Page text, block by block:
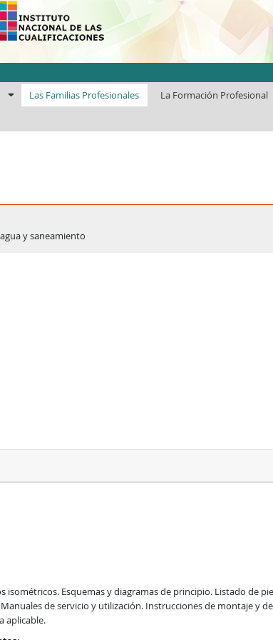
Nacional de las
Las Familias Profesionales La Formación Profesional
y saneamiento
isométricos. Esquemas y diagramas de principio. Listado de
de servicio y utilización. Instrucciones de montaje y
aplicable.